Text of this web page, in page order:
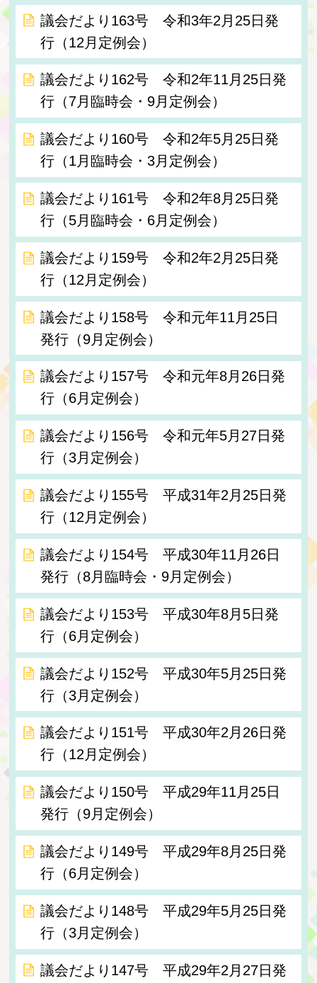
議会だより163号 令和3年2月25日発
行（12月定例会）
議会だより162号 令和2年11月25日発
行（7月臨時会・9月定例会）
議会だより160号 令和2年5月25日発
行（1月臨時会・3月定例会）
議会だより161号 令和2年8月25日発
行（5月臨時会・6月定例会）
議会だより159号 令和2年2月25日発
行（12月定例会）
議会だより158号 令和元年11月25日
発行（9月定例会）
議会だより157号 令和元年8月26日発
行（6月定例会）
議会だより156号 令和元年5月27日発
行（3月定例会）
議会だより155号 平成31年2月25日発
行（12月定例会）
議会だより154号 平成30年11月26日
発行（8月臨時会・9月定例会）
議会だより153号 平成30年8月5日発
行（6月定例会）
議会だより152号 平成30年5月25日発
行（3月定例会）
議会だより151号 平成30年2月26日発
行（12月定例会）
議会だより150号 平成29年11月25日
発行（9月定例会）
議会だより149号 平成29年8月25日発
行（6月定例会）
議会だより148号 平成29年5月25日発
行（3月定例会）
議会だより147号 平成29年2月27日発